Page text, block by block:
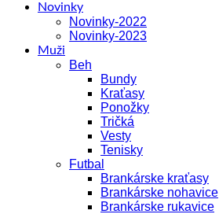
Novinky
Novinky-2022
Novinky-2023
Muži
Beh
Bundy
Kraťasy
Ponožky
Tričká
Vesty
Tenisky
Futbal
Brankárske kraťasy
Brankárske nohavice
Brankárske rukavice